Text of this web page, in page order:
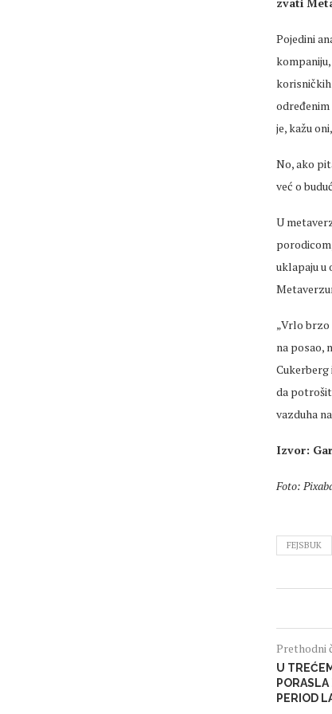
Pojedini
je, kažu
No, ako
već o
U
uklapaju u
„Vrlo brzo
na posao,
Cukerberg
da
vazduha
Izvor:
Foto:
FEJSBUK
Prethodni
U
PERIOD